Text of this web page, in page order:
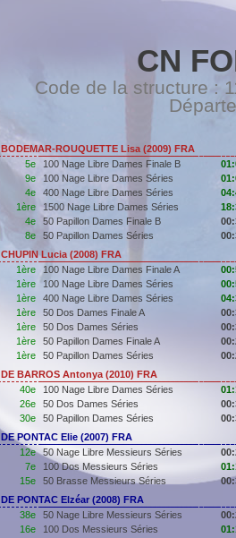
CN
Code de la structure :
BODEMAR-ROUQUETTE Lisa (2009) FRA
5e
100 Nage Libre Dames Finale B
9e
100 Nage Libre Dames Séries
4e
400 Nage Libre Dames Séries
1ère
1500 Nage Libre Dames Séries
4e
50 Papillon Dames Finale B
8e
50 Papillon Dames Séries
CHUPIN Lucia (2008) FRA
1ère
100 Nage Libre Dames Finale A
1ère
100 Nage Libre Dames Séries
1ère
400 Nage Libre Dames Séries
1ère
50 Dos Dames Finale A
1ère
50 Dos Dames Séries
1ère
50 Papillon Dames Finale A
1ère
50 Papillon Dames Séries
DE BARROS Antonya (2010) FRA
40e
100 Nage Libre Dames Séries
26e
50 Dos Dames Séries
30e
50 Papillon Dames Séries
DE PONTAC Elie (2007) FRA
12e
50 Nage Libre Messieurs Séries
7e
100 Dos Messieurs Séries
15e
50 Brasse Messieurs Séries
DE PONTAC Elzéar (2008) FRA
38e
50 Nage Libre Messieurs Séries
16e
100 Dos Messieurs Séries